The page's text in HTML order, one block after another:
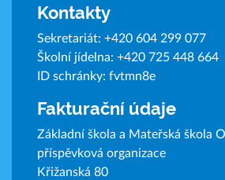
Kontakty
Sekretariát: +420 604 299 077
Školní jídelna: +420 725 448 664
ID schránky: fvtmn8e
Fakturační údaje
Základní škola a Mateřská škola
příspěvková organizace
Křižanská 80